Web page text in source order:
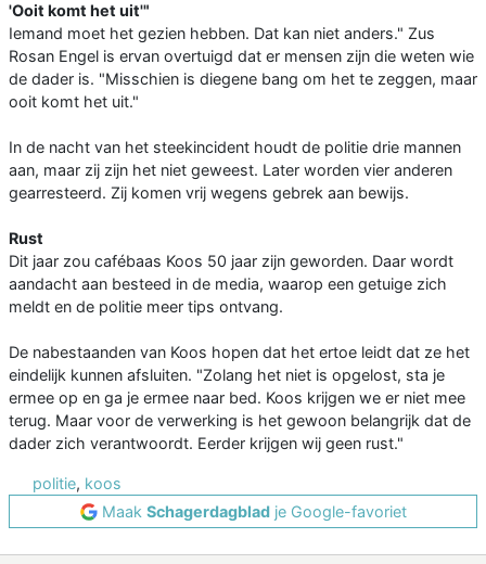
'Ooit komt het uit'"
Iemand moet het gezien hebben. Dat kan niet anders." Zus
Rosan Engel is ervan overtuigd dat er mensen zijn die weten wie
de dader is. "Misschien is diegene bang om het te zeggen, maar
ooit komt het uit."
In de nacht van het steekincident houdt de politie drie mannen
aan, maar zij zijn het niet geweest. Later worden vier anderen
gearresteerd. Zij komen vrij wegens gebrek aan bewijs.
Rust
Dit jaar zou cafébaas Koos 50 jaar zijn geworden. Daar wordt
aandacht aan besteed in de media, waarop een getuige zich
meldt en de politie meer tips ontvang.
De nabestaanden van Koos hopen dat het ertoe leidt dat ze het
eindelijk kunnen afsluiten. "Zolang het niet is opgelost, sta je
ermee op en ga je ermee naar bed. Koos krijgen we er niet mee
terug. Maar voor de verwerking is het gewoon belangrijk dat de
dader zich verantwoordt. Eerder krijgen wij geen rust."
politie, koos
Maak Schagerdagbladje Google-favoriet